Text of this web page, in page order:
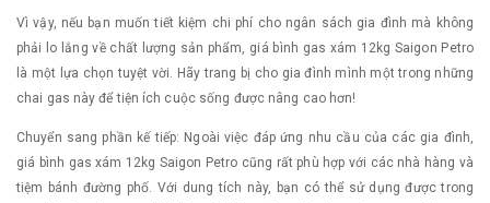
Vì vậy, nếu bạn muốn tiết kiệm chi phí cho ngân sách gia đình mà không
phải lo lắng về chất lượng sản phẩm, giá bình gas xám 12kg Saigon Petro
là một lựa chọn tuyệt vời. Hãy trang bị cho gia đình mình một trong những
chai gas này để tiện ích cuộc sống được nâng cao hơn!
Chuyển sang phần kế tiếp: Ngoài việc đáp ứng nhu cầu của các gia đình,
giá bình gas xám 12kg Saigon Petro cũng rất phù hợp với các nhà hàng và
tiệm bánh đường phố. Với dung tích này, bạn có thể sử dụng được trong